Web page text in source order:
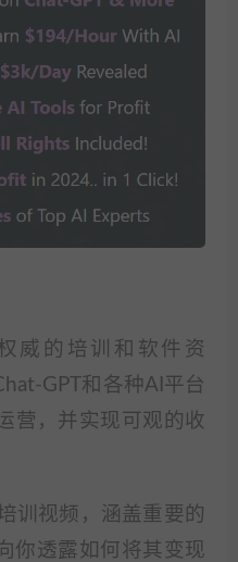
威的培训和软件资
GPT和各种AI平台
营，并实现可观的收
训视频，涵盖重要的
你透露如何将其变现